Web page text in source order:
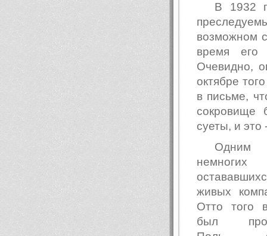
В 1932
возможном
время его
Очевидно,
октябре
в письме,
сокровище
суеты, и это
немногих
живых
Отто того
был